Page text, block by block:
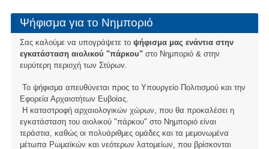
Ψήφισμα για το Νημποριό
Σας καλούμε να υπογράψετε το ψήφισμα μας ενάντια στην
εγκατάσταση αιολικού "πάρκου"στο Νημποριό & στην
ευρύτερη περιοχή των Στύρων.
Το ψήφισμα απευθύνεται προς το Υπουργείο Πολιτισμού και την
Εφορεία Αρχαιοτήτων Ευβοίας.
Η καταστροφή αρχαιολογικών χώρων, που θα προκαλέσει η
εγκατάσταση του αιολικού "πάρκου" στο Νημποριό είναι
τεράστια, καθώς οι πολυάριθμες ομάδες και τα μεμονωμένα
μέτωπα Ρωμαϊκών και νεότερων λατομείων, που βρίσκονται